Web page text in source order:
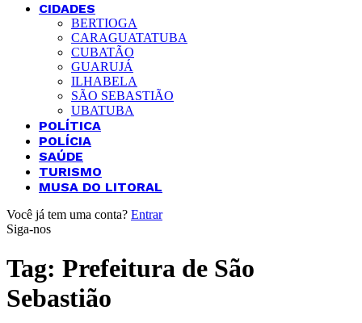
CIDADES
BERTIOGA
CARAGUATATUBA
CUBATÃO
GUARUJÁ
ILHABELA
SÃO SEBASTIÃO
UBATUBA
POLÍTICA
POLÍCIA
SAÚDE
TURISMO
MUSA DO LITORAL
Você já tem uma conta? Entrar
Siga-nos
Tag: Prefeitura de São
Sebastião